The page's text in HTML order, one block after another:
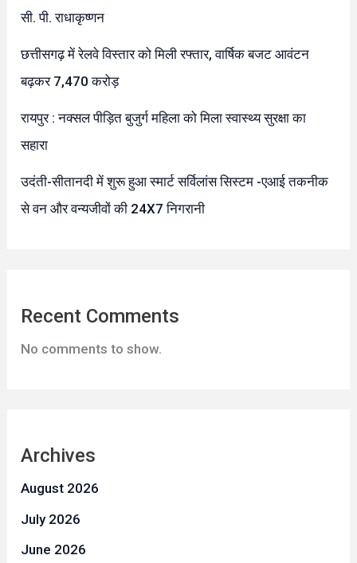
सी. पी. राधाकृष्णन
छत्तीसगढ़ में रेलवे विस्तार को मिली रफ्तार, वार्षिक बजट आवंटन
बढ़कर 7,470 करोड़
रायपुर : नक्सल पीड़ित बुजुर्ग महिला को मिला स्वास्थ्य सुरक्षा का
सहारा
उदंती-सीतानदी में शुरू हुआ स्मार्ट सर्विलांस सिस्टम -एआई तकनीक
से वन और वन्यजीवों की 24X7 निगरानी
Recent Comments
No comments to show.
Archives
August 2026
July 2026
June 2026